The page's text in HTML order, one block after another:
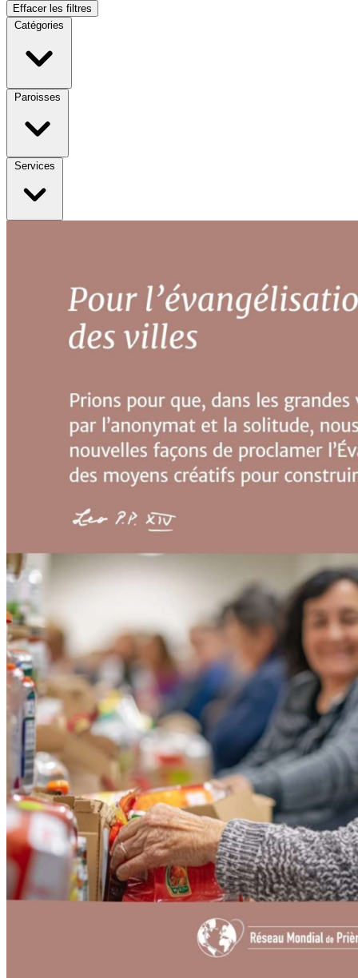
Effacer les filtres
Catégories
Paroisses
Services